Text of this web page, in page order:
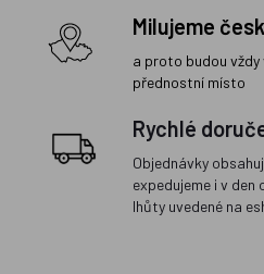
Milujeme
a proto budou
přednostní místo
Rychlé
Objednávky
expedujeme i v
lhůty uvedené na